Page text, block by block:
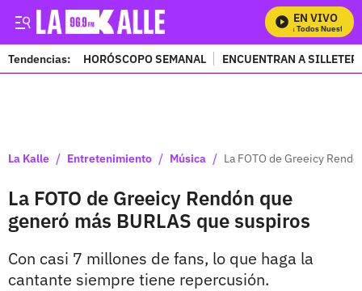
EN VIVO
Mira Todos Nuestros
Tendencias: HORÓSCOPO SEMANAL ENCUENTRAN A
La Kalle / Entretenimiento / Música / La FOTO de Greeicy
La FOTO de Greeicy Rendón que
generó más BURLAS que suspiros
Con casi 7 millones de fans, lo que haga la
cantante siempre tiene repercusión.